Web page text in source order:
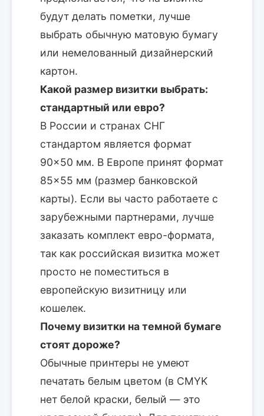
будут делать пометки, лучше
выбрать обычную матовую бумагу
или немелованный дизайнерский
картон.
Какой размер визитки выбрать:
стандартный или евро?
В России и странах СНГ
стандартом является формат
90×50 мм. В Европе принят формат
85×55 мм (размер банковской
карты). Если вы часто работаете с
зарубежными партнерами, лучше
заказать комплект евро-формата,
так как российская визитка может
просто не поместиться в
европейскую визитницу или
кошелек.
Почему визитки на темной бумаге
стоят дороже?
Обычные принтеры не умеют
печатать белым цветом (в CMYK
нет белой краски, белый — это